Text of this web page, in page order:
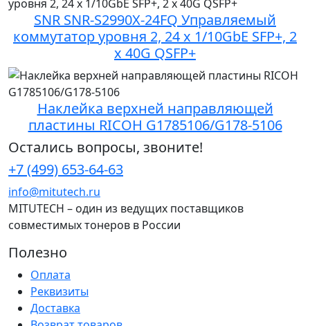
SNR SNR-S2990X-24FQ Управляемый
коммутатор уровня 2, 24 x 1/10GbE SFP+, 2
x 40G QSFP+
Наклейка верхней направляющей
пластины RICOH G1785106/G178-5106
Остались вопросы, звоните!
+7 (499) 653-64-63
info@mitutech.ru
MITUTECH – один из ведущих поставщиков
совместимых тонеров в России
Полезно
Оплата
Реквизиты
Доставка